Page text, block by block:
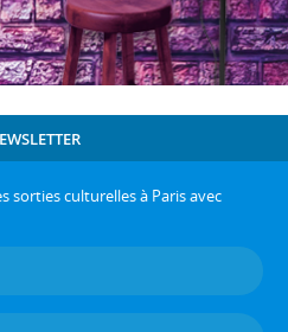
sorties culturelles à Paris avec